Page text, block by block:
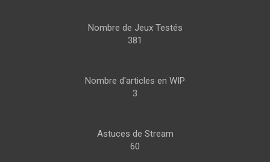
Nombre de Jeux Testés
381
Nombre d'articles en WIP
3
Astuces de Stream
60